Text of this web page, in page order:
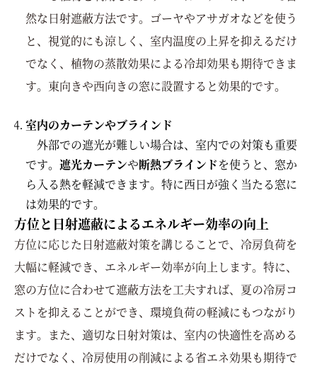
然な日射遮蔽方法です。ゴーヤやアサガオなどを使う
と、視覚的にも涼しく、室内温度の上昇を抑えるだけ
でなく、植物の蒸散効果による冷却効果も期待できま
す。東向きや西向きの窓に設置すると効果的です。
室内のカーテンやブラインド
外部での遮光が難しい場合は、室内での対策も重要
です。 遮光カーテンや断熱ブラインドを使うと、窓か
ら入る熱を軽減できます。特に西日が強く当たる窓に
は効果的です。
方位と日射遮蔽によるエネルギー効率の向上
方位に応じた日射遮蔽対策を講じることで、冷房負荷を
大幅に軽減でき、エネルギー効率が向上します。特に、
窓の方位に合わせて遮蔽方法を工夫すれば、夏の冷房コ
ストを抑えることができ、環境負荷の軽減にもつながり
ます。また、適切な日射対策は、室内の快適性を高める
だけでなく、冷房使用の削減による省エネ効果も期待で